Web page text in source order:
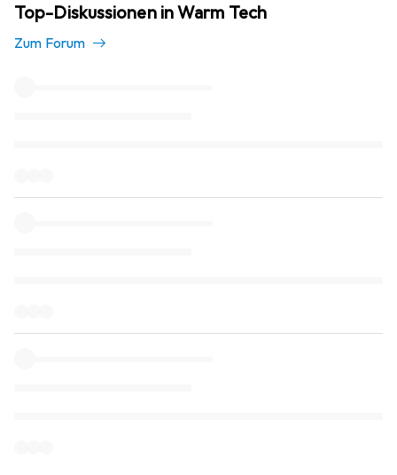
Top-Diskussionen in Warm Tech
Zum Forum